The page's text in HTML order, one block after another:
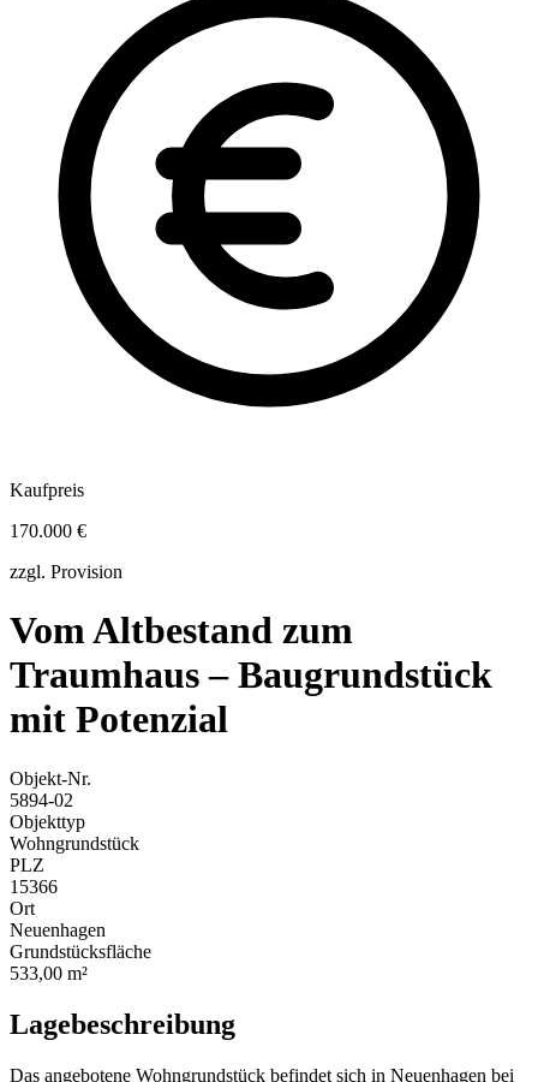
Kaufpreis
170.000 €
zzgl. Provision
Vom Altbestand zum
Traumhaus – Baugrundstück
mit Potenzial
Objekt-Nr.
5894-02
Objekttyp
Wohngrundstück
PLZ
15366
Ort
Neuenhagen
Grundstücksfläche
533,00 m²
Lagebeschreibung
Das angebotene Wohngrundstück befindet sich in Neuenhagen bei